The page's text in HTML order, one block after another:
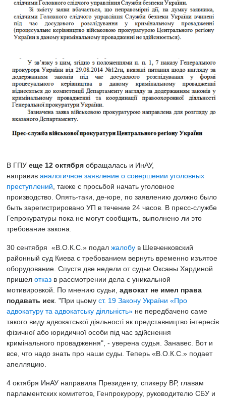
В ГПУ еще 12 октября обращалась и ИнАУ,
направив аналогичное заявление о совершении уголовных
преступлений , также с просьбой начать уголовное
производство. Опять-таки, де-юре, по заявлению должно было
быть зарегистрировано УП в течение 24 часов. В пресс-службе
Гепрокуратуры пока не могут сообщить, выполнено ли это
требование закона.
30 сентября «В.О.К.С.» подал жалобу в Шевченковский
районный суд Киева с требованием вернуть временно изъятое
оборудование. Спустя две недели от судьи Оксаны Хардиной
пришел отказ в рассмотрении дела с уникальной
мотивировкой. По мнению судьи, адвокат не имел права
подавать иск . "При цьому ст. 19 Закону України «Про
адвокатуру та адвокатську діяльність» не передбачено саме
такого виду адвокатської діяльності як представництво інтересів
фізичної або юридичної особи під час здійснення
кримінального провадження", - уверена судья. Занавес. Вот и
все, что надо знать про наши суды. Теперь «В.О.К.С.» подает
апелляцию.
4 октября ИнАУ направила Президенту, спикеру ВР, главам
парламентских комитетов, Генпрокурору, руководителю СБУ и